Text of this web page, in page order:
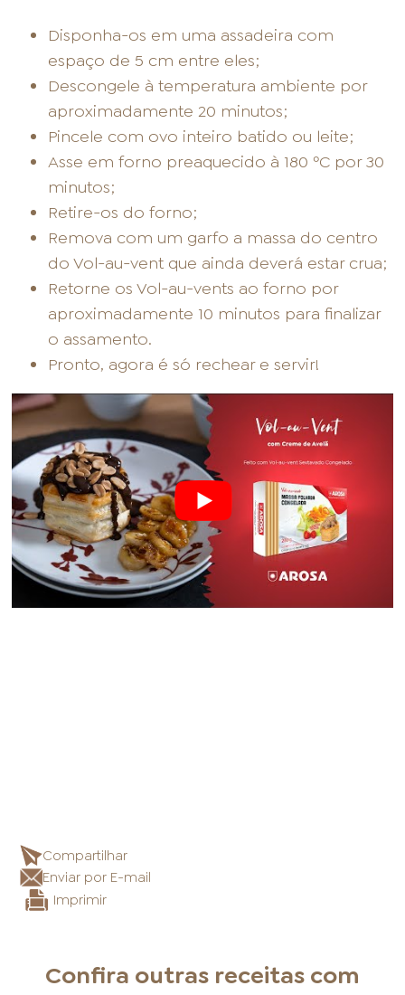
Disponha-os em uma assadeira com
espaço de 5 cm entre eles;
Descongele à temperatura ambiente por
aproximadamente 20 minutos;
Pincele com ovo inteiro batido ou leite;
Asse em forno preaquecido à 180 ºC por 30
minutos;
Retire-os do forno;
Remova com um garfo a massa do centro
do Vol-au-vent que ainda deverá estar crua;
Retorne os Vol-au-vents ao forno por
aproximadamente 10 minutos para finalizar
o assamento.
Pronto, agora é só rechear e servir!
Compartilhar
Enviar por E-mail
Imprimir
Confira outras receitas com